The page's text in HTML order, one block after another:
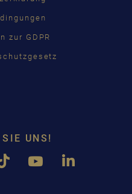
zur GDPR
SIE UNS!